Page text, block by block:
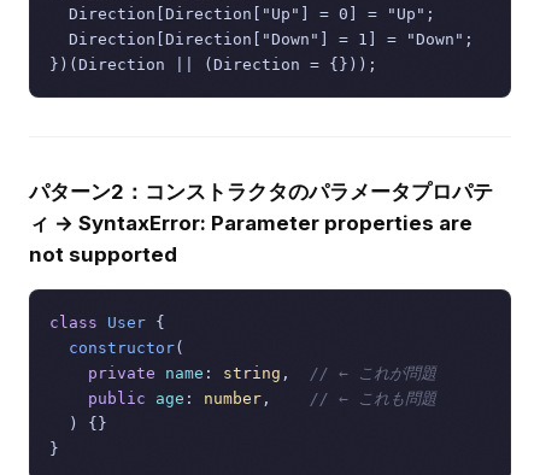
  Direction[Direction["Up"] = 0] = "Up";
  Direction[Direction["Down"] = 1] = "Down";
パターン2：コンストラクタのパラメータプロパテ
ィ → SyntaxError: Parameter properties are
not supported
class User {
constructor(
private
name : string , // ← これが問題
public
age : number , // ← これも問題
) {}